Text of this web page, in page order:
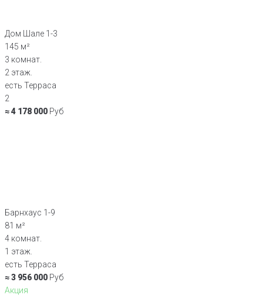
Дом Шале 1-3
145 м²
3 комнат.
2 этаж.
есть Терраса
2
≈ 4 178 000 Руб
Барнхаус 1-9
81 м²
4 комнат.
1 этаж.
есть Терраса
≈ 3 956 000 Руб
Акция